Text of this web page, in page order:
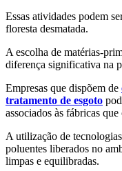
Essas atividades podem
floresta desmatada.
A escolha de matérias-
diferença significativa na
Empresas que dispõem de
tratamento de esgoto
associados às fábricas
A utilização de
poluentes liberados no
limpas e equilibradas.